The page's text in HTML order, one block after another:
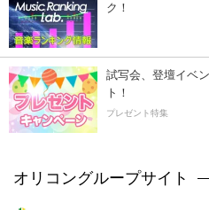
ク！
試写会、登壇イベ
ト！
プレゼント特集
オリコングループサイト